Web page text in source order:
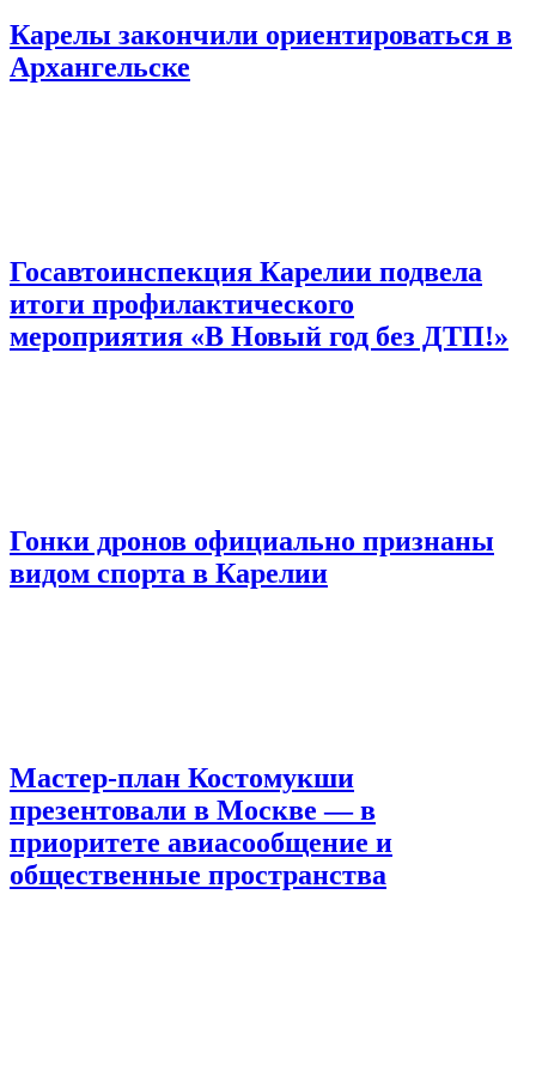
Карелы закончили ориентироваться в
Архангельске
Госавтоинспекция Карелии подвела
итоги профилактического
мероприятия «В Новый год без ДТП!»
Гонки дронов официально признаны
видом спорта в Карелии
Мастер-план Костомукши
презентовали в Москве — в
приоритете авиасообщение и
общественные пространства